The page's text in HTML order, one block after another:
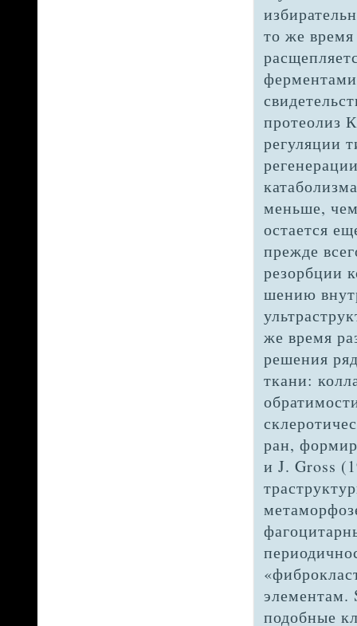
то же
протеолиз
регуляции
меньше,
остается
прежде
резорбции
шению
же время
решения
ткани:
ран,
и J. Gross
элементам.
подобные